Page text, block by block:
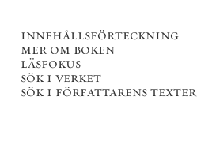
innehållsförteckning
mer om boken
läsfokus
sök i verket
sök i författarens texter